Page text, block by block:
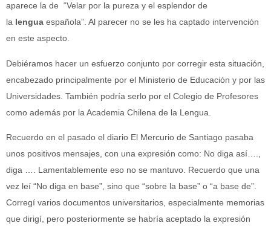
aparece la de “Velar por la pureza y el esplendor de
la lengua española”. Al parecer no se les ha captado intervención
en este aspecto.
Debiéramos hacer un esfuerzo conjunto por corregir esta situación,
encabezado principalmente por el Ministerio de Educación y por las
Universidades. También podría serlo por el Colegio de Profesores
como además por la Academia Chilena de la Lengua.
Recuerdo en el pasado el diario El Mercurio de Santiago pasaba
unos positivos mensajes, con una expresión como: No diga así….,
diga …. Lamentablemente eso no se mantuvo. Recuerdo que una
vez leí “No diga en base”, sino que “sobre la base” o “a base de”.
Corregí varios documentos universitarios, especialmente memorias
que dirigí, pero posteriormente se habría aceptado la expresión